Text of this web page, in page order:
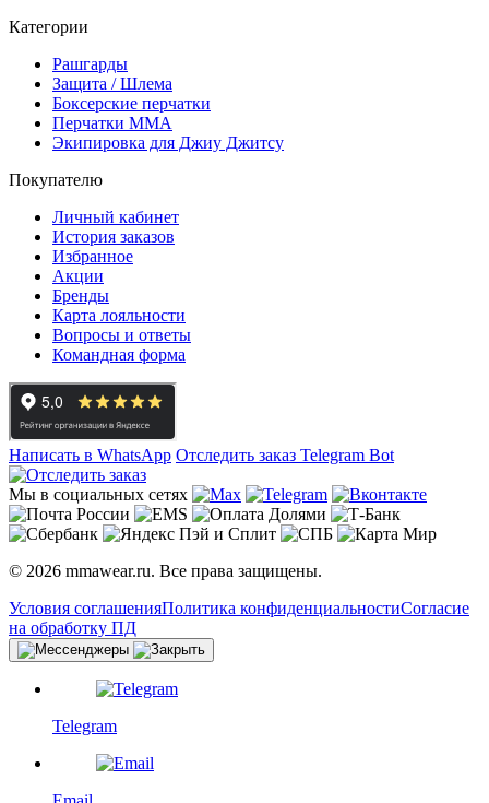
Категории
Рашгарды
Защита / Шлема
Боксерские перчатки
Перчатки ММА
Экипировка для Джиу Джитсу
Покупателю
Личный кабинет
История заказов
Избранное
Акции
Бренды
Карта лояльности
Вопросы и ответы
Командная форма
Написать в WhatsApp Отследить заказ Telegram Bot
Мы в социальных сетях
© 2026 mmawear.ru. Все права защищены.
Условия соглашенияПолитика конфиденциальностиСогласие
на обработку ПД
Telegram